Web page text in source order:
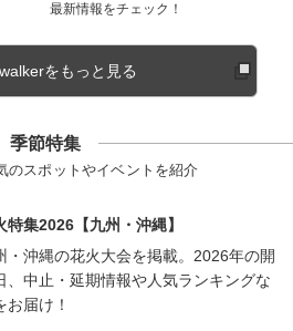
最新情報をチェック！
をもっと見る
季節特集
のスポットやイベントを紹介
特集2026【九州・沖縄】
・沖縄の花火大会を掲載。2026年の開
、中止・延期情報や人気ランキングな
お届け！